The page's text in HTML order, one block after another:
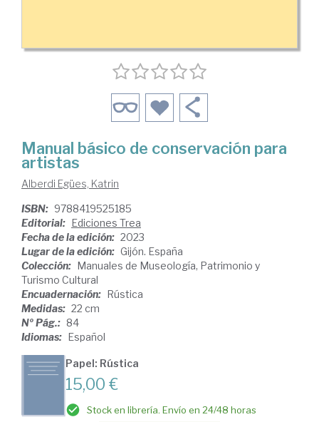
Manual básico de conservación para
artistas
Alberdi Egües, Katrin
ISBN: 9788419525185
Editorial: Ediciones Trea
Fecha de la edición: 2023
Lugar de la edición: Gijón. España
Colección: Manuales de Museología, Patrimonio y
Turismo Cultural
Encuadernación: Rústica
Medidas: 22 cm
Nº Pág.: 84
Idiomas: Español
Papel: Rústica
15,00 €
Stock en librería. Envío en 24/48 horas